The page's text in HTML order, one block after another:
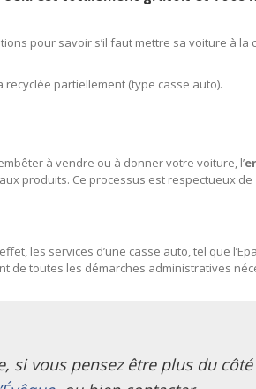
pour savoir s’il faut mettre sa voiture à la
partiellement (type casse auto).
à vendre ou à donner votre voiture, l’
produits. Ce processus est respectueux de
les services d’une casse auto, tel que
de toutes les démarches administratives
si vous pensez être plus du